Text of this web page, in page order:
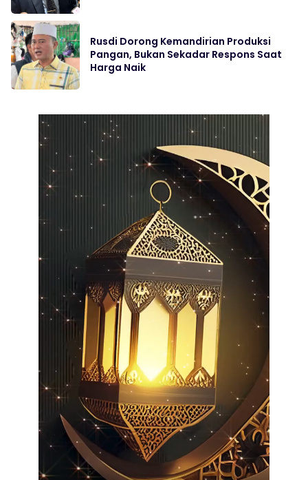
Rusdi Dorong Kemandirian Produksi
Pangan, Bukan Sekadar Respons Saat
Harga Naik